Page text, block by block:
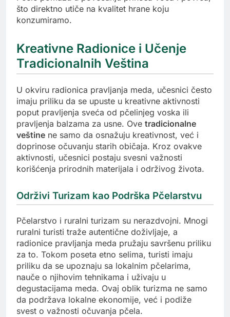
što direktno utiče na kvalitet hrane koju
konzumiramo.
Kreativne Radionice i Učenje
Tradicionalnih Veština
U okviru radionica pravljanja meda, učesnici često
imaju priliku da se upuste u kreativne aktivnosti
poput pravljenja sveća od pčelinjeg voska ili
pravljenja balzama za usne. Ove tradicionalne
veštine ne samo da osnažuju kreativnost, već i
doprinose očuvanju starih običaja. Kroz ovakve
aktivnosti, učesnici postaju svesni važnosti
korišćenja prirodnih materijala i održivog života.
Održivi Turizam kao Podrška Pčelarstvu
Pčelarstvo i ruralni turizam su nerazdvojni. Mnogi
ruralni turisti traže autentične doživljaje, a
radionice pravljanja meda pružaju savršenu priliku
za to. Tokom poseta etno selima, turisti imaju
priliku da se upoznaju sa lokalnim pčelarima,
nauče o njihovim tehnikama i uživaju u
degustacijama meda. Ovaj oblik turizma ne samo
da podržava lokalne ekonomije, već i podiže
svest o važnosti očuvanja pčela.